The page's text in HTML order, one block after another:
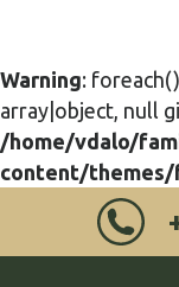
Warning:
array|object, null
/home/vdalo/
content/themes/